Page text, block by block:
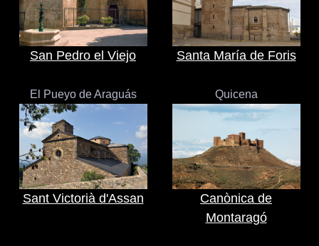
San Pedro el Viejo Santa María de Foris
El Pueyo de Araguás
Sant Victorià d'Assan
Quicena
Canònica de
Montaragó